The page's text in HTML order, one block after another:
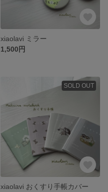
xiaolavi ミラー
1,500円
SOLD OUT
xiaolavi おくすり手帳カバー